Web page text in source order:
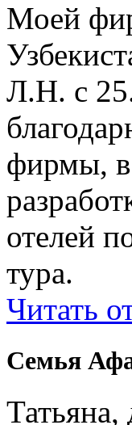
Моей
Л.Н. с
фирмы, в
отелей
тура.
Читать
Семья